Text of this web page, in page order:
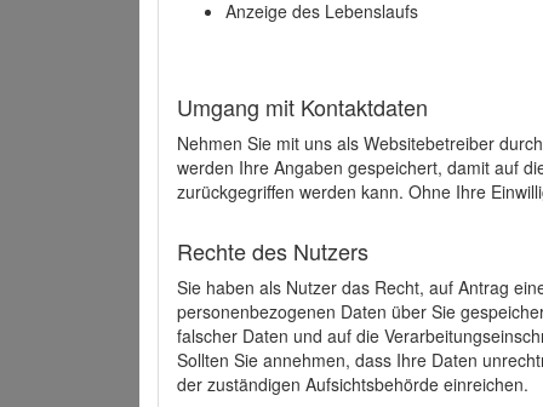
Anzeige des Lebenslaufs
Umgang mit Kontaktdaten
Nehmen Sie mit uns als Websitebetreiber
werden Ihre Angaben gespeichert, damit auf
zurückgegriffen werden kann. Ohne Ihre
Rechte des Nutzers
Sie haben als Nutzer das Recht, auf Antrag
personenbezogenen Daten über Sie
falscher Daten und auf die
Sollten Sie annehmen, dass Ihre Daten
der zuständigen Aufsichtsbehörde einreichen.